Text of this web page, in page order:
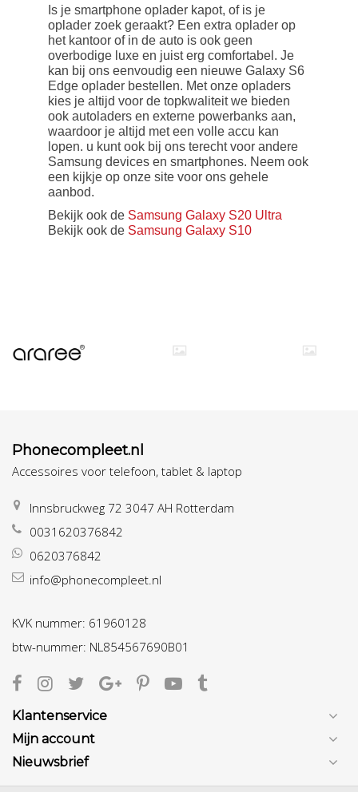
Is je smartphone oplader kapot, of is je
oplader zoek geraakt? Een extra oplader op
het kantoor of in de auto is ook geen
overbodige luxe en juist erg comfortabel. Je
kan bij ons eenvoudig een nieuwe Galaxy S6
Edge oplader bestellen. Met onze opladers
kies je altijd voor de topkwaliteit we bieden
ook autoladers en externe powerbanks aan,
waardoor je altijd met een volle accu kan
lopen. u kunt ook bij ons terecht voor andere
Samsung devices en smartphones. Neem ook
een kijkje op onze site voor ons gehele
aanbod.
Bekijk ook de Samsung Galaxy S20 Ultra
Bekijk ook de Samsung Galaxy S10
Phonecompleet.nl
Accessoires voor telefoon, tablet & laptop
Innsbruckweg 72 3047 AH Rotterdam
0031620376842
0620376842
info@phonecompleet.nl
KVK nummer: 61960128
btw-nummer: NL854567690B01
Klantenservice
Mijn account
Nieuwsbrief